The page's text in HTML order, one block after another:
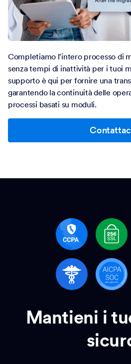
Completiamo l'intero processo di
senza tempi di inattività per i tuoi
supporto è qui per fornire una
garantendo la continuità delle
processi basati su moduli.
Mantieni i